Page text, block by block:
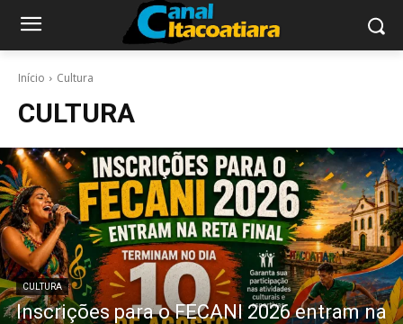
Início Cultura
CULTURA
CULTURA
Inscrições para o FECANI 2026 entram na